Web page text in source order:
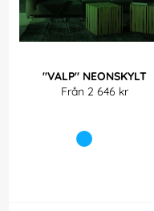
"VALP" NEONSKYLT
Från 2 646 kr